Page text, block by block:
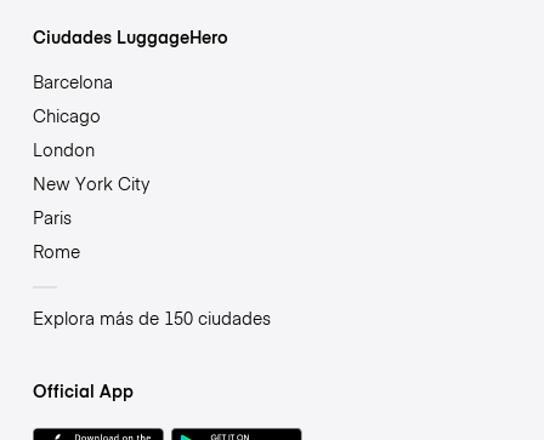
Ciudades LuggageHero
Barcelona
Chicago
London
New York City
Paris
Rome
Explora más de 150 ciudades
Official App